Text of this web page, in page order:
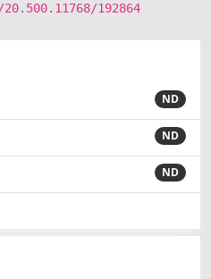
192864
ND
ND
ND